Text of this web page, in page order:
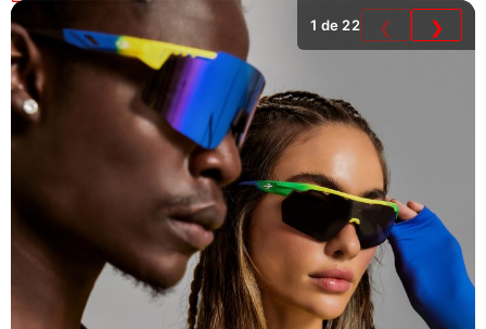
1 de 22 ❮ ❯